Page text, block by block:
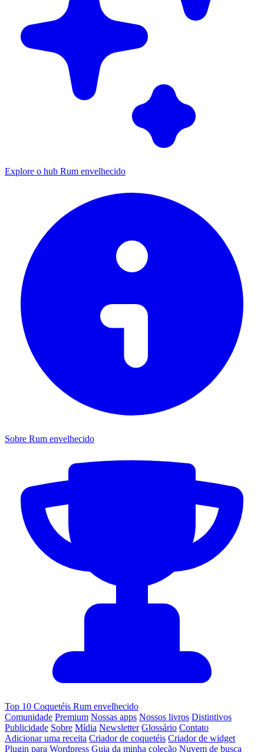
Explore o hub Rum envelhecido
Sobre Rum envelhecido
Top 10 Coquetéis Rum envelhecido
Comunidade Premium Nossas apps Nossos livros Distintivos
Publicidade Sobre Mídia Newsletter Glossário Contato
Adicionar uma receita Criador de coquetéis Criador de widget
Plugin para Wordpress Guia da minha coleção Nuvem de busca